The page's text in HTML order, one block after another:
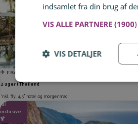
✈️ FRA KØBENHAVN
2 uger i Thailand
Inkl. fly, 4,5* hotel og morgenmad
All
inclusive
🍹
fra
indsamlet fra din brug af
VIS ALLE PARTNERE
VIS DETALJER